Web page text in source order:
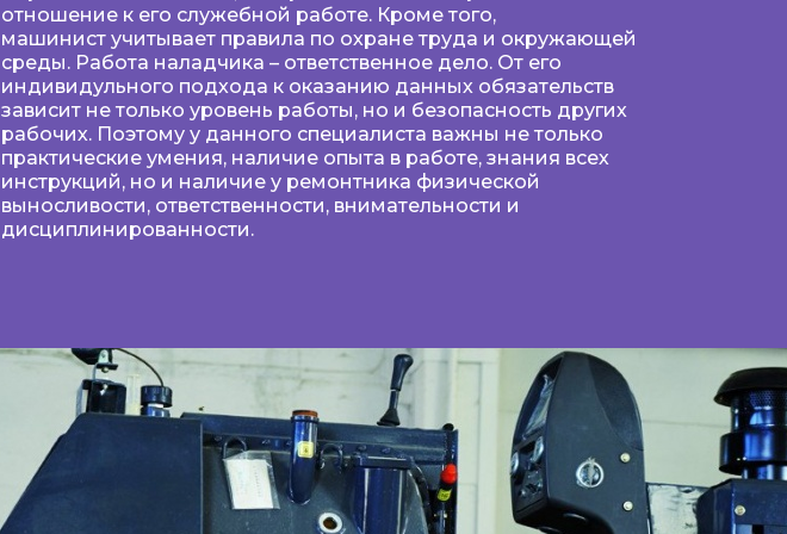
отношение к его служебной работе. Кроме того,
машинист учитывает правила по охране труда и окружающей
среды. Работа наладчика – ответственное дело. От его
индивидульного подхода к оказанию данных обязательств
зависит не только уровень работы, но и безопасность других
рабочих. Поэтому у данного специалиста важны не только
практические умения, наличие опыта в работе, знания всех
инструкций, но и наличие у ремонтника физической
выносливости, ответственности, внимательности и
дисциплинированности.